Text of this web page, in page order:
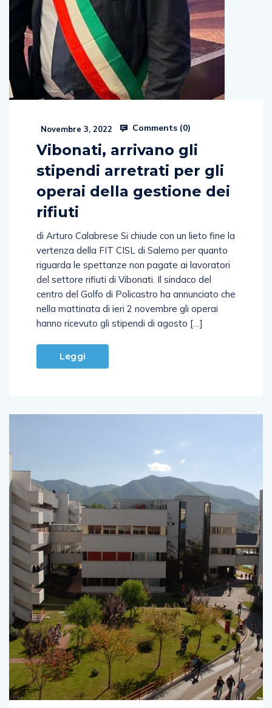
Novembre 3, 2022 Comments (0)
Vibonati, arrivano gli
stipendi arretrati per gli
operai della gestione dei
rifiuti
di Arturo Calabrese Si chiude con un lieto fine la
vertenza della FIT CISL di Salerno per quanto
riguarda le spettanze non pagate ai lavoratori
del settore rifiuti di Vibonati. Il sindaco del
centro del Golfo di Policastro ha annunciato che
nella mattinata di ieri 2 novembre gli operai
hanno ricevuto gli stipendi di agosto […]
Leggi